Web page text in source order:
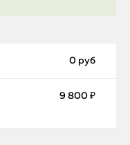
0 руб
9 800 ₽